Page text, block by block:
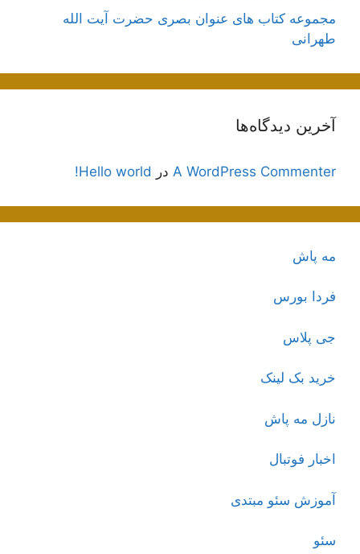
مجموعه کتاب های عنوان بصری حضرت آیت الله
طهرانی
آخرین دیدگاه‌ها
A WordPress Commenter در Hello world!
مه پاش
فردا بورس
جی پلاس
خرید بک لینک
نازل مه پاش
اخبار فوتبال
آموزش سئو مبتدی
سئو